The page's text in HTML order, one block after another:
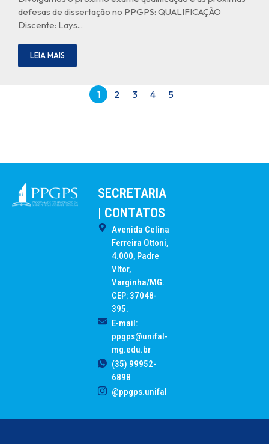
defesas de dissertação no PPGPS: QUALIFICAÇÃO
Discente: Lays...
LEIA MAIS
1 2 3 4 5
SECRETARIA
| CONTATOS
Avenida Celina
Ferreira Ottoni,
4.000, Padre
Vítor,
Varginha/MG.
CEP: 37048-
395.
E-mail:
ppgps@unifal-
mg.edu.br
(35) 99952-
6898
@ppgps.unifal